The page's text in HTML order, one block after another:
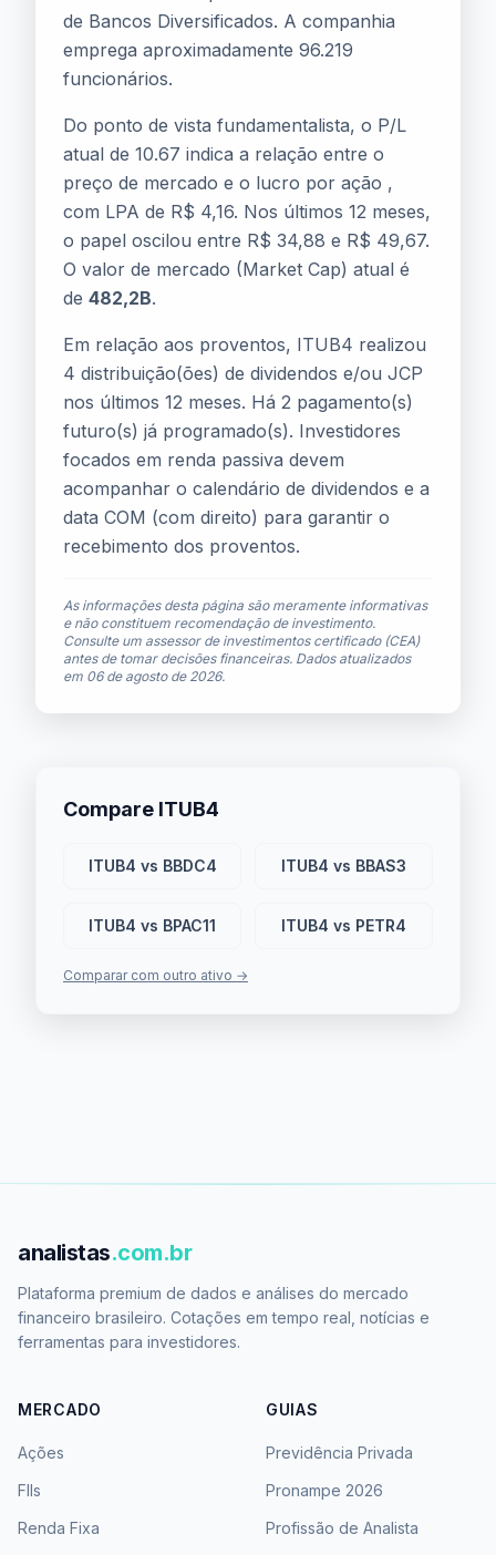
de Bancos Diversificados. A companhia
emprega aproximadamente 96.219
funcionários.
Do ponto de vista fundamentalista, o P/L
atual de 10.67 indica a relação entre o
preço de mercado e o lucro por ação ,
com LPA de R$ 4,16. Nos últimos 12 meses,
o papel oscilou entre R$ 34,88 e R$ 49,67.
O valor de mercado (Market Cap) atual é
de 482,2B.
Em relação aos proventos, ITUB4 realizou
4 distribuição(ões) de dividendos e/ou JCP
nos últimos 12 meses. Há 2 pagamento(s)
futuro(s) já programado(s). Investidores
focados em renda passiva devem
acompanhar o calendário de dividendos e a
data COM (com direito) para garantir o
recebimento dos proventos.
As informações desta página são meramente informativas
e não constituem recomendação de investimento.
Consulte um assessor de investimentos certificado (CEA)
antes de tomar decisões financeiras. Dados atualizados
em 06 de agosto de 2026.
Compare ITUB4
ITUB4 vs BBDC4 ITUB4 vs BBAS3
ITUB4 vs BPAC11 ITUB4 vs PETR4
Comparar com outro ativo →
analistas.com.br
Plataforma premium de dados e análises do mercado
financeiro brasileiro. Cotações em tempo real, notícias e
ferramentas para investidores.
MERCADO
Ações
FIIs
Renda Fixa
GUIAS
Previdência Privada
Pronampe 2026
Profissão de Analista